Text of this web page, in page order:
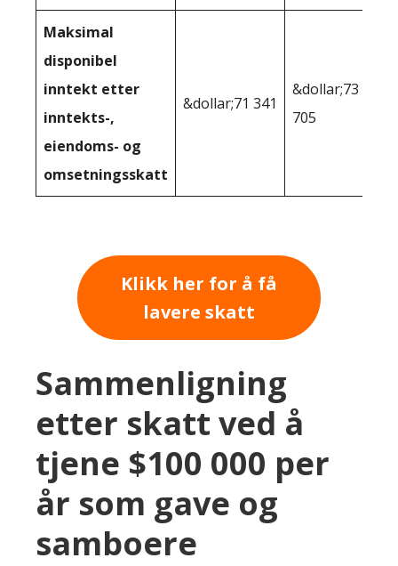
Maksimal
disponibel
inntekt etter
inntekts-,
eiendoms- og
omsetningsskatt
&dollar;71 341
&dollar;73
705
Klikk her for å få
lavere skatt
Sammenligning
etter skatt ved å
tjene $100 000 per
år som gave og
samboere